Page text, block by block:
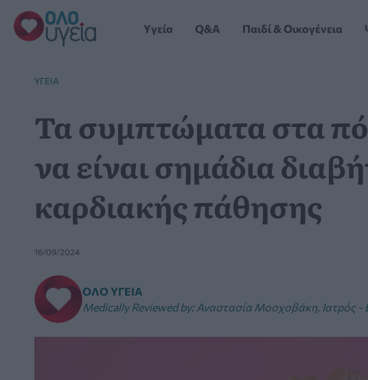
Μετάβαση
στο
περιεχόμενο
Yγεία Q&A Παιδί & Οικογένεια
YΓΕΊΑ
Τα συμπτώματα στα
να είναι σημάδια
καρδιακής πάθησης
16/09/2024
ΌΛΟ ΥΓΕΊΑ
Medically Reviewed by:Αναστασία Μοσχοβάκη, Ιατρός -